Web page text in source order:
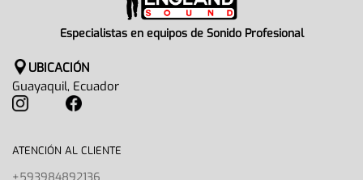
Especialistas en equipos de Sonido Profesional
UBICACIÓN
Guayaquil, Ecuador
ATENCIÓN AL CLIENTE